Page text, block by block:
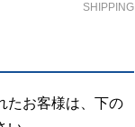
SHIPPING
たお客様は、下の